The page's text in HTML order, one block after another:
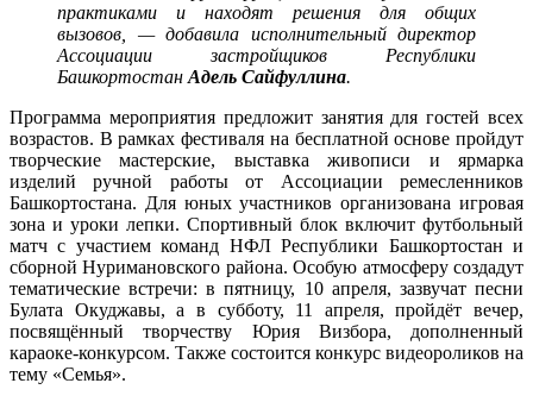
практиками и находят решения для общих
вызовов, — добавила исполнительный директор
Ассоциации застройщиков Республики
Башкортостан Адель Сайфуллина.
Программа мероприятия предложит занятия для гостей всех
возрастов. В рамках фестиваля на бесплатной основе пройдут
творческие мастерские, выставка живописи и ярмарка
изделий ручной работы от Ассоциации ремесленников
Башкортостана. Для юных участников организована игровая
зона и уроки лепки. Спортивный блок включит футбольный
матч с участием команд НФЛ Республики Башкортостан и
сборной Нуримановского района. Особую атмосферу создадут
тематические встречи: в пятницу, 10 апреля, зазвучат песни
Булата Окуджавы, а в субботу, 11 апреля, пройдёт вечер,
посвящённый творчеству Юрия Визбора, дополненный
караоке-конкурсом. Также состоится конкурс видеороликов на
тему «Семья».